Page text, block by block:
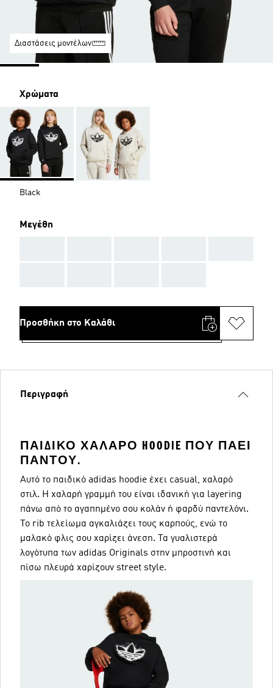
Διαστάσεις μοντέλων
Χρώματα
Black
Μεγέθη
Προσθήκη στο Καλάθι
Περιγραφή
ΠΑΙΔΙΚΌ ΧΑΛΑΡΌ HOODIE ΠΟΥ ΠΆΕΙ
ΠΑΝΤΟΎ.
Αυτό το παιδικό adidas hoodie έχει casual, χαλαρό
στιλ. Η χαλαρή γραμμή του είναι ιδανική για layering
πάνω από το αγαπημένο σου κολάν ή φαρδύ παντελόνι.
Το rib τελείωμα αγκαλιάζει τους καρπούς, ενώ το
μαλακό φλις σου χαρίζει άνεση. Τα γυαλιστερά
λογότυπα των adidas Originals στην μπροστινή και
πίσω πλευρά χαρίζουν street style.